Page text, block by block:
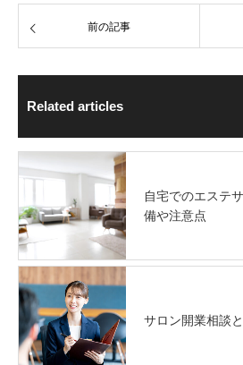
前の記事
Related articles
自宅でのエステ
備や注意点
サロン開業相談